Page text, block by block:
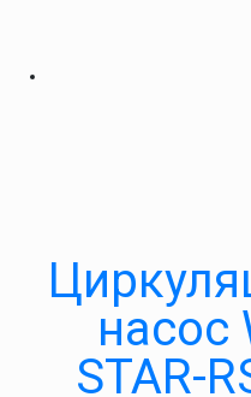
насос
STAR-